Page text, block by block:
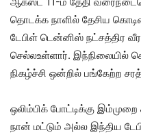
தொடக்க நாளில் தேசிய
டேபிள் டென்னிஸ் நட்சத்திர
செல்லஉள்ளார். இந்நிலையில்
நிகழ்ச்சி ஒன்றில் பங்கேற்ற
ஒலிம்பிக் போட்டிக்கு
நான் மட்டும் அல்ல இந்திய